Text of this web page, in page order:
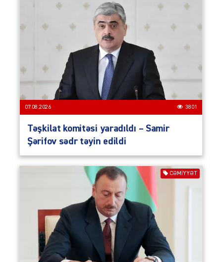
07.08.2026 3801
Təşkilat komitəsi yaradıldı – Samir
Şərifov sədr təyin edildi
CƏMIYYƏT